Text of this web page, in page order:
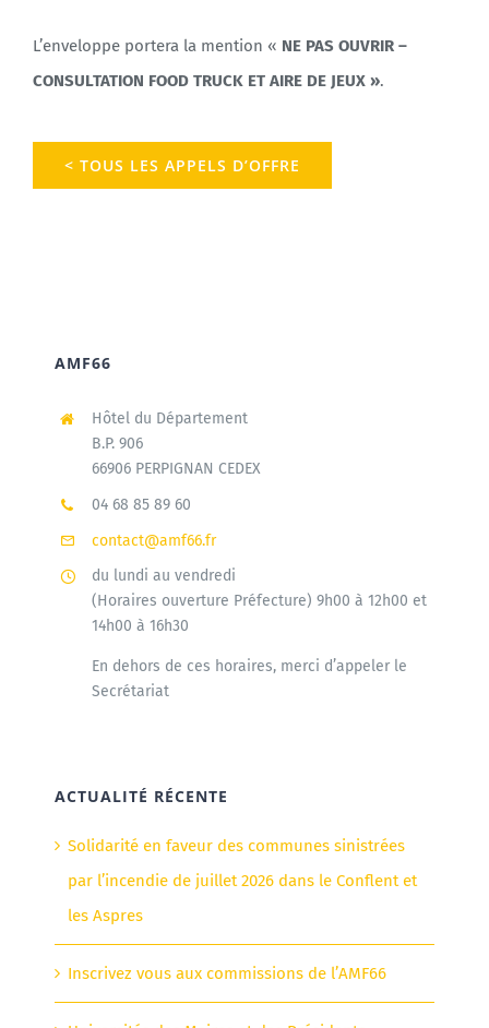
L’enveloppe portera la mention « NE PAS OUVRIR –
CONSULTATION FOOD TRUCK ET AIRE DE JEUX ».
< TOUS LES APPELS D’OFFRE
AMF66
Hôtel du Département
B.P. 906
66906 PERPIGNAN CEDEX
04 68 85 89 60
contact@amf66.fr
du lundi au vendredi
(Horaires ouverture Préfecture) 9h00 à 12h00 et
14h00 à 16h30
En dehors de ces horaires, merci d’appeler le
Secrétariat
ACTUALITÉ RÉCENTE
Solidarité en faveur des communes sinistrées
par l’incendie de juillet 2026 dans le Conflent et
les Aspres
Inscrivez vous aux commissions de l’AMF66